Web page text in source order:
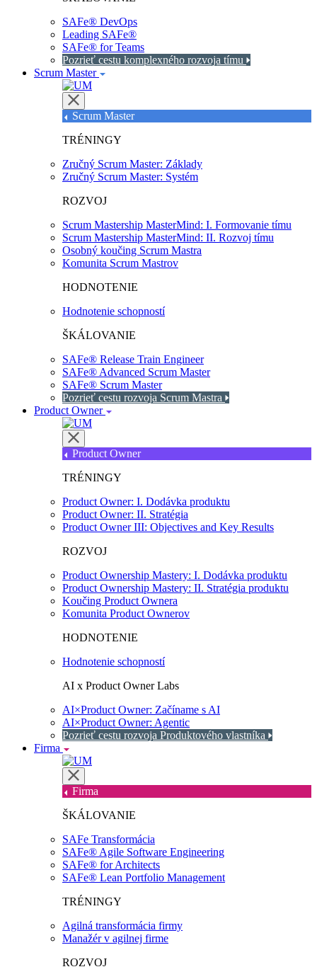
SAFe® DevOps
Leading SAFe®
SAFe® for Teams
Pozrieť cestu komplexného rozvoja tímu
Scrum Master
Scrum Master
TRÉNINGY
Zručný Scrum Master: Základy
Zručný Scrum Master: Systém
ROZVOJ
Scrum Mastership MasterMind: I. Formovanie tímu
Scrum Mastership MasterMind: II. Rozvoj tímu
Osobný koučing Scrum Mastra
Komunita Scrum Mastrov
HODNOTENIE
Hodnotenie schopností
ŠKÁLOVANIE
SAFe® Release Train Engineer
SAFe® Advanced Scrum Master
SAFe® Scrum Master
Pozrieť cestu rozvoja Scrum Mastra
Product Owner
Product Owner
TRÉNINGY
Product Owner: I. Dodávka produktu
Product Owner: II. Stratégia
Product Owner III: Objectives and Key Results
ROZVOJ
Product Ownership Mastery: I. Dodávka produktu
Product Ownership Mastery: II. Stratégia produktu
Koučing Product Ownera
Komunita Product Ownerov
HODNOTENIE
Hodnotenie schopností
AI x Product Owner Labs
AI×Product Owner: Začíname s AI
AI×Product Owner: Agentic
Pozrieť cestu rozvoja Produktového vlastníka
Firma
Firma
ŠKÁLOVANIE
SAFe Transformácia
SAFe® Agile Software Engineering
SAFe® for Architects
SAFe® Lean Portfolio Management
TRÉNINGY
Agilná transformácia firmy
Manažér v agilnej firme
ROZVOJ